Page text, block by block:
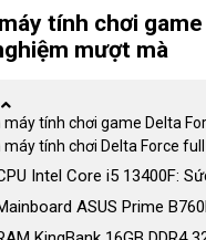
tính chơi
mượt mà
máy tính chơi game Delta
máy tính chơi Delta Force
Intel Core i5 13400F:
ASUS Prime